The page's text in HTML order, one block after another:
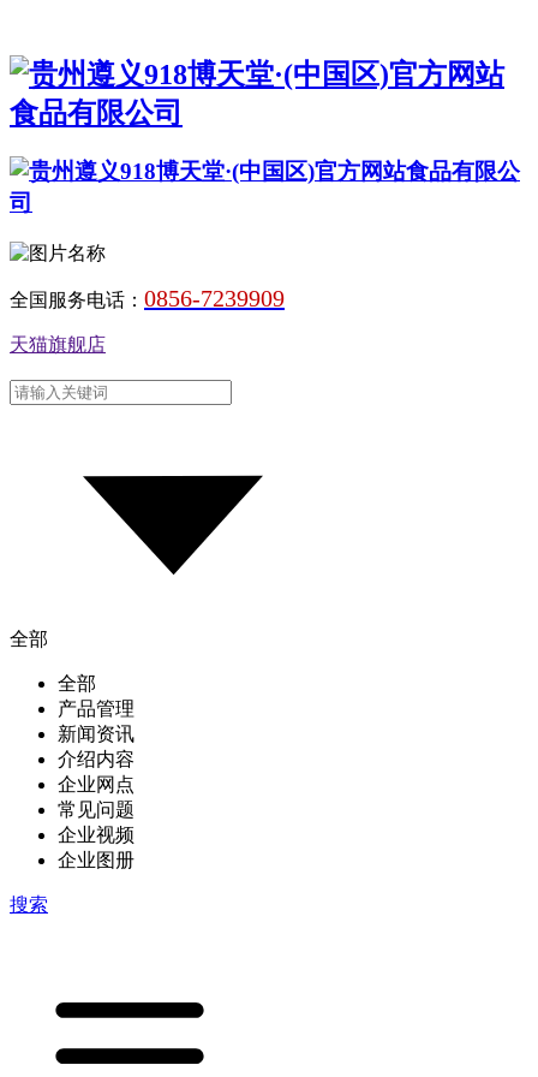
全国服务电话： 0856-7239909
天猫旗舰店
全部
全部
产品管理
新闻资讯
介绍内容
企业网点
常见问题
企业视频
企业图册
搜索